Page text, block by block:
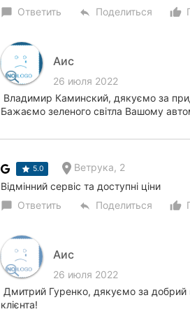
chat_bubble Ответить reply Поделиться
Аис
26 июля 2022
Владимир Каминский, дякуємо за
Бажаємо зеленого світла Вашому
5.0 Ветрука, 2
Відмінний сервіс та доступні ціни
chat_bubble Ответить reply Поделиться
Аис
26 июля 2022
Дмитрий Гуренко, дякуємо за
клієнта!